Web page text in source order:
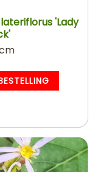
'Lady